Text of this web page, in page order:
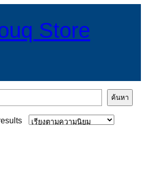
Store
ค้นหา
Sorted